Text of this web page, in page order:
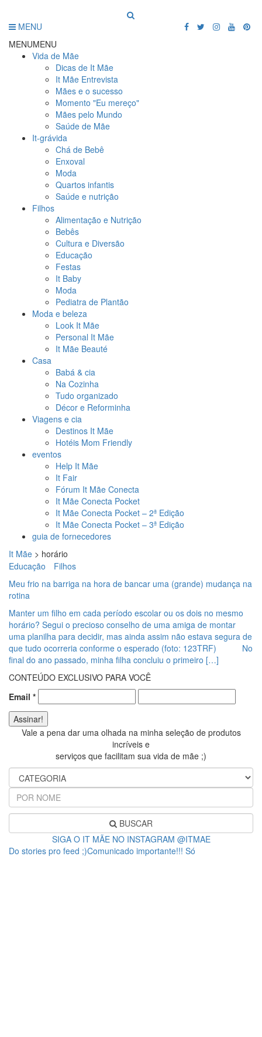
MENU
MENUMENU
Vida de Mãe
Dicas de It Mãe
It Mãe Entrevista
Mães e o sucesso
Momento "Eu mereço"
Mães pelo Mundo
Saúde de Mãe
It-grávida
Chá de Bebê
Enxoval
Moda
Quartos infantis
Saúde e nutrição
Filhos
Alimentação e Nutrição
Bebês
Cultura e Diversão
Educação
Festas
It Baby
Moda
Pediatra de Plantão
Moda e beleza
Look It Mãe
Personal It Mãe
It Mãe Beauté
Casa
Babá & cia
Na Cozinha
Tudo organizado
Décor e Reforminha
Viagens e cia
Destinos It Mãe
Hotéis Mom Friendly
eventos
Help It Mãe
It Fair
Fórum It Mãe Conecta
It Mãe Conecta Pocket
It Mãe Conecta Pocket – 2ª Edição
It Mãe Conecta Pocket – 3ª Edição
guia de fornecedores
It Mãe > horário
Educação
Filhos
Meu frio na barriga na hora de bancar uma (grande) mudança na
rotina
Manter um filho em cada período escolar ou os dois no mesmo
horário? Segui o precioso conselho de uma amiga de montar
uma planilha para decidir, mas ainda assim não estava segura de
que tudo ocorreria conforme o esperado (foto: 123TRF) No
final do ano passado, minha filha concluiu o primeiro […]
CONTEÚDO EXCLUSIVO PARA VOCÊ
Email *
Vale a pena dar uma olhada na minha seleção de produtos
incríveis e
serviços que facilitam sua vida de mãe ;)
BUSCAR
SIGA O IT MÃE NO INSTAGRAM @ITMAE
Do stories pro feed ;)Comunicado importante!!! Só